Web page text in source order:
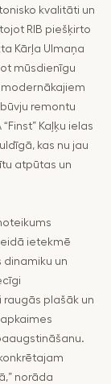
kvalitāti un
RIB piešķirto
Kārļa Ulmaņa
mūsdienīgu
modernākajiem
remontu
Kaļķu ielas
kas nu jau
atpūtas un
ietekmē
un
plašāk un
norāda